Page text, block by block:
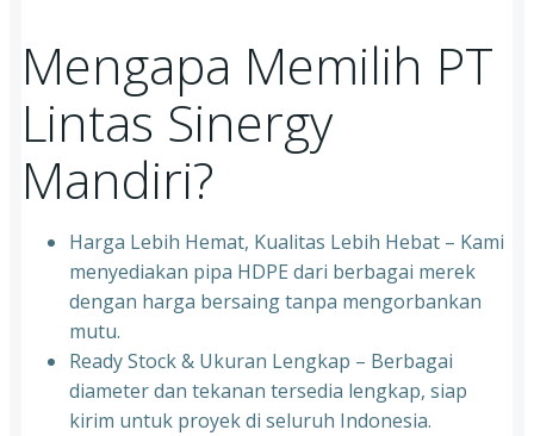
Mengapa Memilih PT
Lintas Sinergy
Mandiri?
Harga Lebih Hemat, Kualitas Lebih Hebat – Kami
menyediakan pipa HDPE dari berbagai merek
dengan harga bersaing tanpa mengorbankan
mutu.
Ready Stock & Ukuran Lengkap – Berbagai
diameter dan tekanan tersedia lengkap, siap
kirim untuk proyek di seluruh Indonesia.